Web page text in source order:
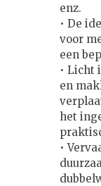
enz.
• De
voor
een
• Licht
en
het
•